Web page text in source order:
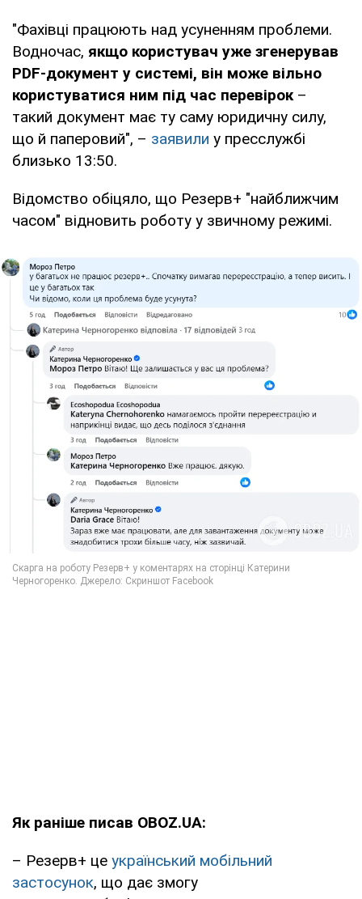
"Фахівці працюють над усуненням проблеми.
Водночас, якщо користувач уже згенерував
PDF-документ у системі, він може вільно
користуватися ним під час перевірок –
такий документ має ту саму юридичну силу,
що й паперовий", – заявили у пресслужбі
близько 13:50.
Відомство обіцяло, що Резерв+ "найближчим
часом" відновить роботу у звичному режимі.
Як раніше писав OBOZ.UA:
– Резерв+ це український мобільний
застосунок, що дає змогу